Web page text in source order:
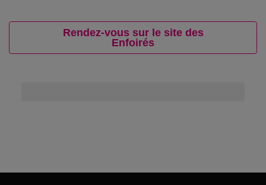
Rendez-vous sur le site des
Enfoirés